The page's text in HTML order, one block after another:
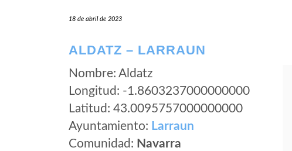
18 de abril de 2023
ALDATZ – LARRAUN
Nombre: Aldatz
Longitud: -1.8603237000000000
Latitud: 43.0095757000000000
Ayuntamiento: Larraun
Comunidad: Navarra